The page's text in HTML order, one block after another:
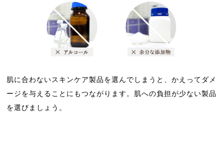
肌に合わないスキンケア製品を選んでしまうと、かえってダメ
ージを与えることにもつながります。肌への負担が少ない製品
を選びましょう。